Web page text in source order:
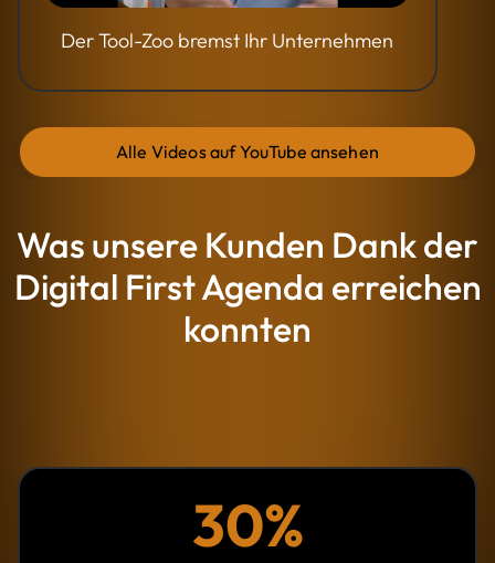
Der Tool-Zoo bremst Ihr Unternehmen
Alle Videos auf YouTube ansehen
Was unsere Kunden Dank der
Digital First Agenda erreichen
konnten
30%